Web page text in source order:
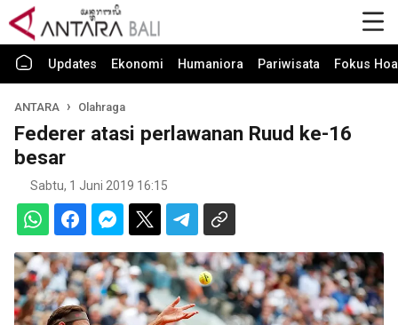
Updates Ekonomi Humaniora Pariwisata Fokus
ANTARA Olahraga
Federer atasi perlawanan Ruud ke-16
besar
Sabtu, 1 Juni 2019 16:15